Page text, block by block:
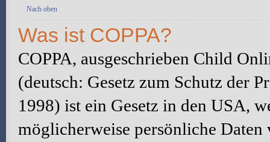
Nach oben
Was ist COPPA?
COPPA, ausgeschrieben Child
(deutsch: Gesetz zum Schutz der
1998) ist ein Gesetz in den USA,
möglicherweise persönliche